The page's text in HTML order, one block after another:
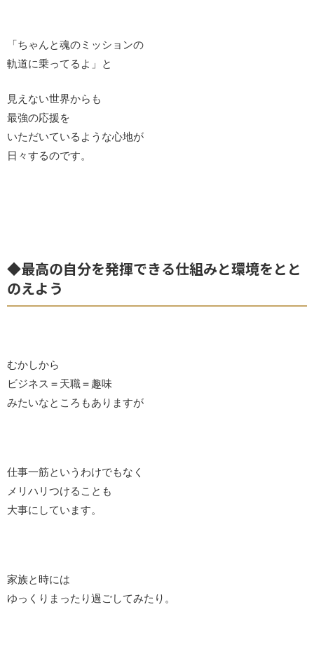
「ちゃんと魂のミッションの
軌道に乗ってるよ」と
見えない世界からも
最強の応援を
いただいているような心地が
日々するのです。
◆最高の自分を発揮できる仕組みと環境をとと
のえよう
むかしから
ビジネス＝天職＝趣味
みたいなところもありますが
仕事一筋というわけでもなく
メリハリつけることも
大事にしています。
家族と時には
ゆっくりまったり過ごしてみたり。